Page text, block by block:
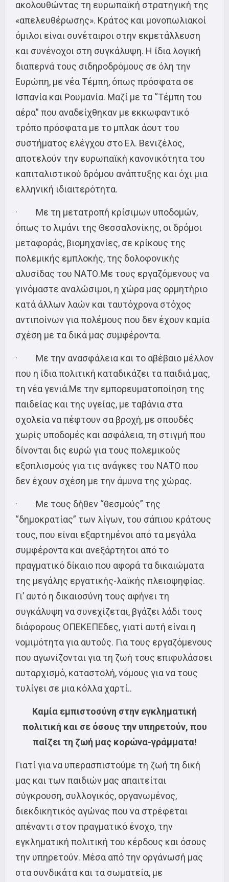
ακολουθώντας τη ευρωπαϊκή στρατηγική της
«απελευθέρωσης». Κράτος και μονοπωλιακοί
όμιλοι είναι συνέταιροι στην εκμετάλλευση
και συνένοχοι στη συγκάλυψη. Η ίδια λογική
διαπερνά τους σιδηροδρόμους σε όλη την
Ευρώπη, με νέα Τέμπη, όπως πρόσφατα σε
Ισπανία και Ρουμανία. Μαζί με τα “Τέμπη του
αέρα” που αναδείχθηκαν με εκκωφαντικό
τρόπο πρόσφατα με το μπλακ άουτ του
συστήματος ελέγχου στο Ελ. Βενιζέλος,
αποτελούν την ευρωπαϊκή κανονικότητα του
καπιταλιστικού δρόμου ανάπτυξης και όχι μια
ελληνική ιδιαιτερότητα.
· Με τη μετατροπή κρίσιμων υποδομών,
όπως το λιμάνι της Θεσσαλονίκης, οι δρόμοι
μεταφοράς, βιομηχανίες, σε κρίκους της
πολεμικής εμπλοκής, της δολοφονικής
αλυσίδας του ΝΑΤΟ.Με τους εργαζόμενους να
γινόμαστε αναλώσιμοι, η χώρα μας ορμητήριο
κατά άλλων λαών και ταυτόχρονα στόχος
αντιποίνων για πολέμους που δεν έχουν καμία
σχέση με τα δικά μας συμφέροντα.
· Με την ανασφάλεια και το αβέβαιο μέλλον
που η ίδια πολιτική καταδικάζει τα παιδιά μας,
τη νέα γενιά.Με την εμπορευματοποίηση της
παιδείας και της υγείας, με ταβάνια στα
σχολεία να πέφτουν σα βροχή, με σπουδές
χωρίς υποδομές και ασφάλεια, τη στιγμή που
δίνονται δις ευρώ για τους πολεμικούς
εξοπλισμούς για τις ανάγκες του ΝΑΤΟ που
δεν έχουν σχέση με την άμυνα της χώρας.
· Με τους δήθεν “θεσμούς” της
“δημοκρατίας” των λίγων, του σάπιου κράτους
τους, που είναι εξαρτημένοι από τα μεγάλα
συμφέροντα και ανεξάρτητοι από το
πραγματικό δίκαιο που αφορά τα δικαιώματα
της μεγάλης εργατικής-λαϊκής πλειοψηφίας.
Γι’ αυτό η δικαιοσύνη τους αφήνει τη
συγκάλυψη να συνεχίζεται, βγάζει λάδι τους
διάφορους ΟΠΕΚΕΠΕδες, γιατί αυτή είναι η
νομιμότητα για αυτούς. Για τους εργαζόμενους
που αγωνίζονται για τη ζωή τους επιφυλάσσει
αυταρχισμό, καταστολή, νόμους για να τους
τυλίγει σε μια κόλλα χαρτί..
Καμία εμπιστοσύνη στην εγκληματική
πολιτική και σε όσους την υπηρετούν, που
παίζει τη ζωή μας κορώνα-γράμματα!
Γιατί για να υπερασπιστούμε τη ζωή τη δική
μας και των παιδιών μας απαιτείται
σύγκρουση, συλλογικός, οργανωμένος,
διεκδικητικός αγώνας που να στρέφεται
απέναντι στον πραγματικό ένοχο, την
εγκληματική πολιτική του κέρδους και όσους
την υπηρετούν. Μέσα από την οργάνωσή μας
στα συνδικάτα και τα σωματεία, με